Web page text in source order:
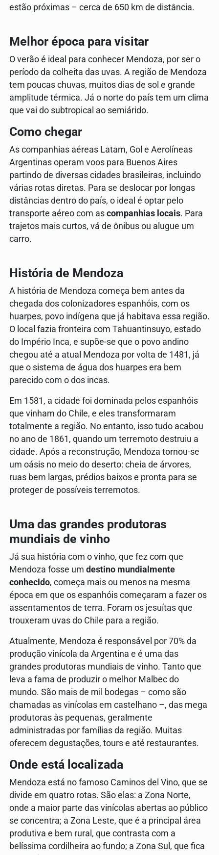
estão próximas – cerca de 650 km de distância.
Melhor época para visitar
O verão é ideal para conhecer Mendoza, por ser o
período da colheita das uvas. A região de Mendoza
tem poucas chuvas, muitos dias de sol e grande
amplitude térmica. Já o norte do país tem um clima
que vai do subtropical ao semiárido.
Como chegar
As companhias aéreas Latam, Gol e Aerolíneas
Argentinas operam voos para Buenos Aires
partindo de diversas cidades brasileiras, incluindo
várias rotas diretas. Para se deslocar por longas
distâncias dentro do país, o ideal é optar pelo
transporte aéreo com as companhias locais. Para
trajetos mais curtos, vá de ônibus ou alugue um
carro.
História de Mendoza
A história de Mendoza começa bem antes da
chegada dos colonizadores espanhóis, com os
huarpes, povo indígena que já habitava essa região.
O local fazia fronteira com Tahuantinsuyo, estado
do Império Inca, e supõe-se que o povo andino
chegou até a atual Mendoza por volta de 1481, já
que o sistema de água dos huarpes era bem
parecido com o dos incas.
Em 1581, a cidade foi dominada pelos espanhóis
que vinham do Chile, e eles transformaram
totalmente a região. No entanto, isso tudo acabou
no ano de 1861, quando um terremoto destruiu a
cidade. Após a reconstrução, Mendoza tornou-se
um oásis no meio do deserto: cheia de árvores,
ruas bem largas, prédios baixos e pronta para se
proteger de possíveis terremotos.
Uma das grandes produtoras
mundiais de vinho
Já sua história com o vinho, que fez com que
Mendoza fosse um destino mundialmente
conhecido, começa mais ou menos na mesma
época em que os espanhóis começaram a fazer os
assentamentos de terra. Foram os jesuítas que
trouxeram uvas do Chile para a região.
Atualmente, Mendoza é responsável por 70% da
produção vinícola da Argentina e é uma das
grandes produtoras mundiais de vinho. Tanto que
leva a fama de produzir o melhor Malbec do
mundo. São mais de mil bodegas – como são
chamadas as vinícolas em castelhano –, das mega
produtoras às pequenas, geralmente
administradas por famílias da região. Muitas
oferecem degustações, tours e até restaurantes.
Onde está localizada
Mendoza está no famoso Caminos del Vino, que se
divide em quatro rotas. São elas: a Zona Norte,
onde a maior parte das vinícolas abertas ao público
se concentra; a Zona Leste, que é a principal área
produtiva e bem rural, que contrasta com a
belíssima cordilheira ao fundo; a Zona Sul, que fica